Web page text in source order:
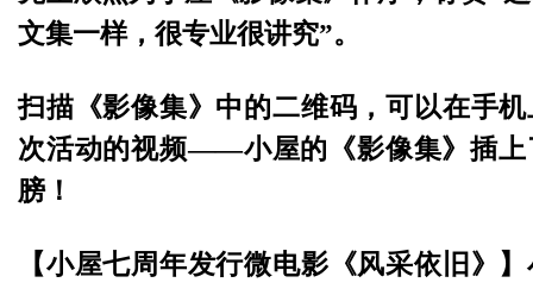
文集一样，很专业很讲究”。
扫描《影像集》中的二维码，可以在手
次活动的视频——小屋的《影像集》插上
膀！
【小屋七周年发行微电影《风采依旧》